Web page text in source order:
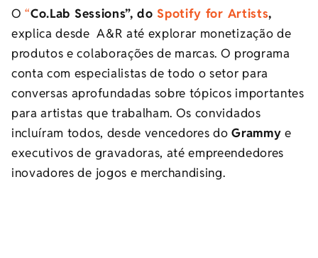
O“Co.Lab Sessions”, doSpotify for Artists,
explica desde A&R até explorar monetização de
produtos e colaborações de marcas. O programa
conta com especialistas de todo o setor para
conversas aprofundadas sobre tópicos importantes
para artistas que trabalham. Os convidados
incluíram todos, desde vencedores doGrammy e
executivos de gravadoras, até empreendedores
inovadores de jogos e merchandising.